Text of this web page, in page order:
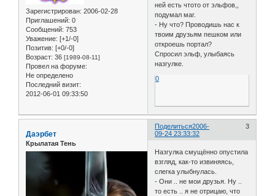
Зарегистрирован: 2006-02-28
Приглашений: 0
Сообщений: 753
Уважение: [+1/-0]
Позитив: [+0/-0]
Возраст: 36 [1989-08-11]
Провел на форуме:
Не определено
Последний визит:
2012-06-01 09:33:50
ней есть чтото от эльфов,,
подумал маг.
- Ну что? Проводишь нас к
твоим друзьям пешком или
откроешь портал?
Спросил эльф, улыбаясь
назгулке.
0
Поделиться 3
2006-
09-24 23:33:32
Даэрбет
Крылатая Тень
Назгулка смущённо опустила
взгляд, как-то извиняясь,
слегка улыбнулась.
- Они .. не мои друзья. Ну ..
то есть .. я не отрицаю, что